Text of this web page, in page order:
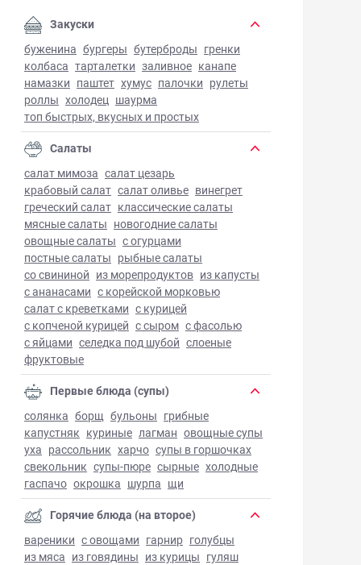
из лакедры - фото готового блюда
Закуски
буженина бургеры бутерброды гренки
колбаса тарталетки заливное канапе
намазки паштет хумус палочки рулеты
роллы холодец шаурма
топ быстрых, вкусных и простых
Салаты
салат мимоза салат цезарь
крабовый салат салат оливье винегрет
греческий салат классические салаты
мясные салаты новогодние салаты
овощные салаты с огурцами
постные салаты рыбные салаты
со свининой из морепродуктов из капусты
с ананасами с корейской морковью
салат с креветками с курицей
с копченой курицей с сыром с фасолью
с яйцами селедка под шубой слоеные
фруктовые
Первые блюда (супы)
солянка борщ бульоны грибные
капустняк куриные лагман овощные супы
уха рассольник харчо супы в горшочках
свекольник супы-пюре сырные холодные
гаспачо окрошка шурпа щи
Горячие блюда (на второе)
вареники с овощами гарнир голубцы
из мяса из говядины из курицы гуляш